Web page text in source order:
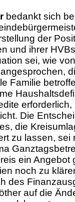
bedankt sich
der
und ihrer
sei, wie
Familie
Die
die
zu lassen, sei
ein Angebot
noch zu
des
auf die